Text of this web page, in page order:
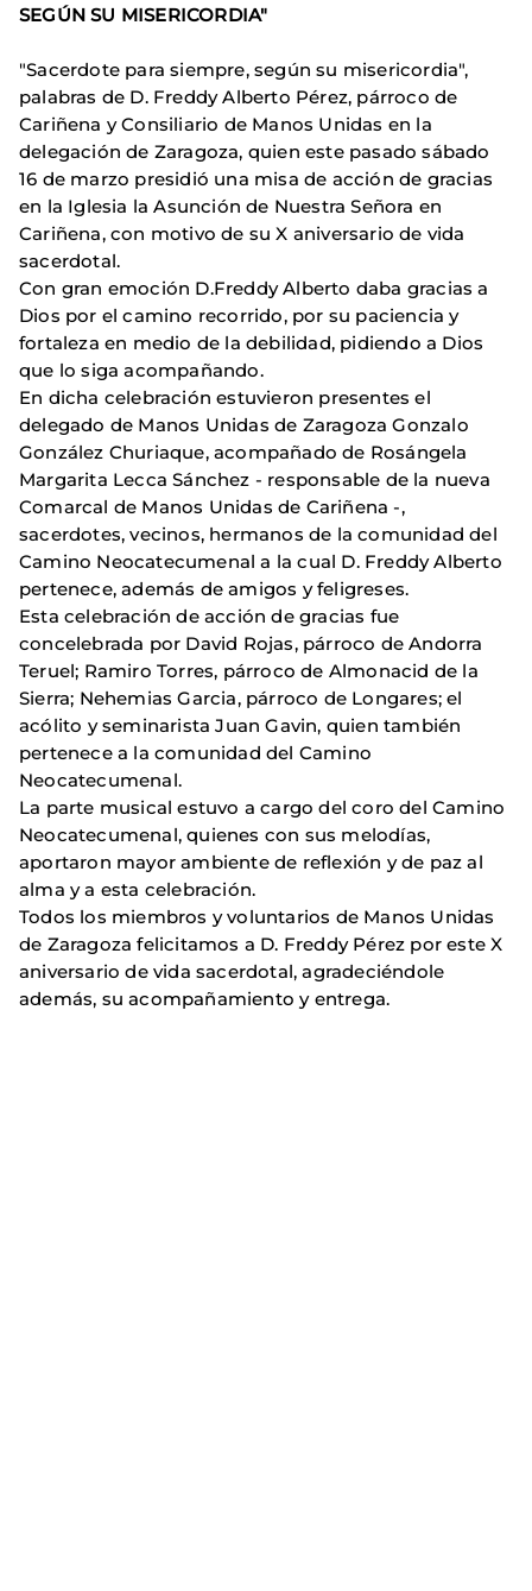
SEGÚN SU MISERICORDIA"
"Sacerdote para siempre, según su misericordia",
palabras de D. Freddy Alberto Pérez, párroco de
Cariñena y Consiliario de Manos Unidas en la
delegación de Zaragoza, quien este pasado sábado
16 de marzo presidió una misa de acción de gracias
en la Iglesia la Asunción de Nuestra Señora en
Cariñena, con motivo de su X aniversario de vida
sacerdotal.
Con gran emoción D.Freddy Alberto daba gracias a
Dios por el camino recorrido, por su paciencia y
fortaleza en medio de la debilidad, pidiendo a Dios
que lo siga acompañando.
En dicha celebración estuvieron presentes el
delegado de Manos Unidas de Zaragoza Gonzalo
González Churiaque, acompañado de Rosángela
Margarita Lecca Sánchez - responsable de la nueva
Comarcal de Manos Unidas de Cariñena -,
sacerdotes, vecinos, hermanos de la comunidad del
Camino Neocatecumenal a la cual D. Freddy Alberto
pertenece, además de amigos y feligreses.
Esta celebración de acción de gracias fue
concelebrada por David Rojas, párroco de Andorra
Teruel; Ramiro Torres, párroco de Almonacid de la
Sierra; Nehemias Garcia, párroco de Longares; el
acólito y seminarista Juan Gavin, quien también
pertenece a la comunidad del Camino
Neocatecumenal.
La parte musical estuvo a cargo del coro del Camino
Neocatecumenal, quienes con sus melodías,
aportaron mayor ambiente de reflexión y de paz al
alma y a esta celebración.
Todos los miembros y voluntarios de Manos Unidas
de Zaragoza felicitamos a D. Freddy Pérez por este X
aniversario de vida sacerdotal, agradeciéndole
además, su acompañamiento y entrega.